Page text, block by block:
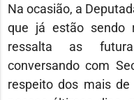
Na ocasião, a
que já estão sendo
ressalta as
conversando com
respeito dos mais